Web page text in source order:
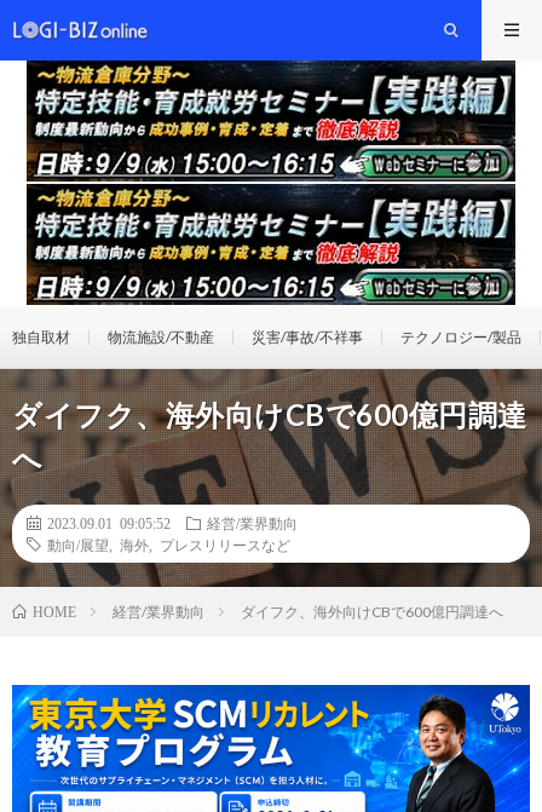
独自取材 物流施設/不動産 災害/事故/不祥事 テクノロジー/製品
ダイフク、海外向けCBで600億円調達
へ
2023.09.01 09:05:52
経営/業界動向
動向/展望
海外 プレスリリースなど
HOME 経営/業界動向 ダイフク、海外向けCBで600億円調達へ